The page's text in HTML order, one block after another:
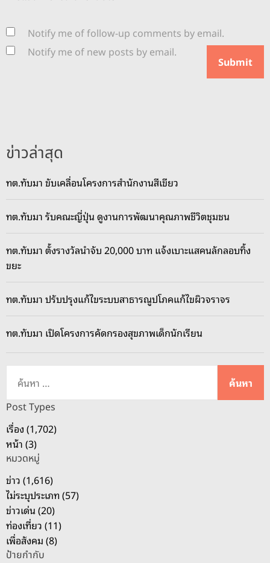
Notify me of follow-up comments by email.
Notify me of new posts by email.
ข่าวล่าสุด
ทต.ทับมา ขับเคลื่อนโครงการสำนักงานสีเขียว
ทต.ทับมา รับคณะญี่ปุ่น ดูงานการพัฒนาคุณภาพชีวิตชุมชน
ทต.ทับมา ตั้งรางวัลนำจับ 20,000 บาท แจ้งเบาะแสคนลักลอบทิ้ง
ขยะ
ทต.ทับมา ปรับปรุงแก้ไขระบบสาธารณูปโภคแก้ไขผิวจราจร
ทต.ทับมา เปิดโครงการคัดกรองสุขภาพเด็กนักเรียน
ห
สำ
ห
รั
บ
:
Post Types
เรื่อง (1,702)
หน้า (3)
หมวดหมู่
ข่าว (1,616)
ไม่ระบุประเภท (57)
ข่าวเด่น (20)
ท่องเที่ยว (11)
เพื่อสังคม (8)
ป้ายกำกับ